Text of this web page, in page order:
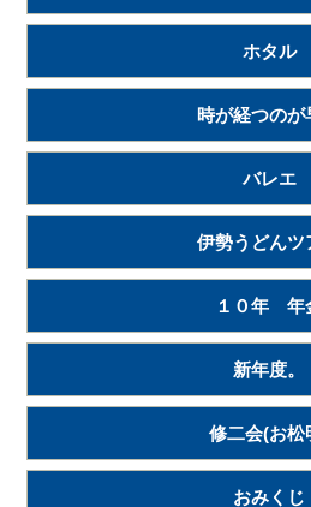
ホタル
時が経つのが
バレエ
伊勢うどんツ
１０年 年
新年度。
修二会(お松
おみくじ